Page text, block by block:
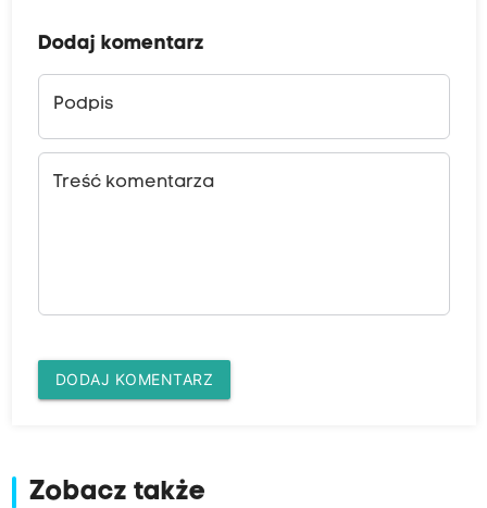
Dodaj komentarz
Podpis
Treść komentarza
DODAJ KOMENTARZ
Zobacz także